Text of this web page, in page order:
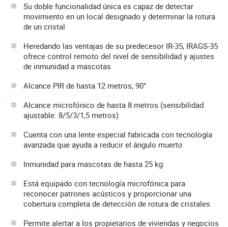
Su doble funcionalidad única es capaz de detectar
movimiento en un local designado y determinar la rotura
de un cristal
Heredando las ventajas de su predecesor IR-35, IRAGS-35
ofrece control remoto del nivel de sensibilidad y ajustes
de inmunidad a mascotas
Alcance PIR de hasta 12 metros, 90°
Alcance microfónico de hasta 8 metros (sensibilidad
ajustable: 8/5/3/1,5 metros)
Cuenta con una lente especial fabricada con tecnología
avanzada que ayuda a reducir el ángulo muerto
Inmunidad para mascotas de hasta 25 kg
Está equipado con tecnología microfónica para
reconocer patrones acústicos y proporcionar una
cobertura completa de detección de rotura de cristales
Permite alertar a los propietarios de viviendas y negocios